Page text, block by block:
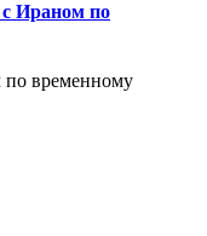
Ираном по
по временному